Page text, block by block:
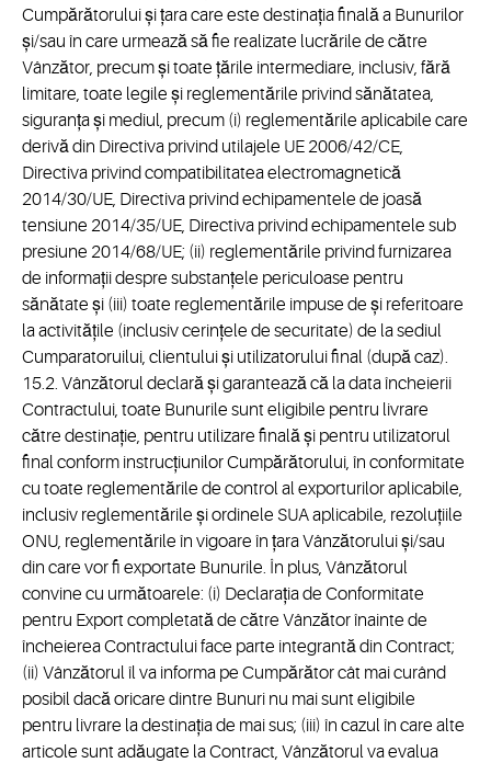
Cumpărătorului și țara care este destinația finală a Bunurilor
și/sau în care urmează să fie realizate lucrările de către
Vânzător, precum și toate țările intermediare, inclusiv, fără
limitare, toate legile și reglementările privind sănătatea,
siguranța și mediul, precum (i) reglementările aplicabile care
derivă din Directiva privind utilajele UE 2006/42/CE,
Directiva privind compatibilitatea electromagnetică
2014/30/UE, Directiva privind echipamentele de joasă
tensiune 2014/35/UE, Directiva privind echipamentele sub
presiune 2014/68/UE; (ii) reglementările privind furnizarea
de informații despre substanțele periculoase pentru
sănătate și (iii) toate reglementările impuse de și referitoare
la activitățile (inclusiv cerințele de securitate) de la sediul
Cumparatoruilui, clientului și utilizatorului final (după caz).
15.2. Vânzătorul declară și garantează că la data încheierii
Contractului, toate Bunurile sunt eligibile pentru livrare
către destinație, pentru utilizare finală și pentru utilizatorul
final conform instrucțiunilor Cumpărătorului, în conformitate
cu toate reglementările de control al exporturilor aplicabile,
inclusiv reglementările și ordinele SUA aplicabile, rezoluțiile
ONU, reglementările în vigoare în țara Vânzătorului și/sau
din care vor fi exportate Bunurile. În plus, Vânzătorul
convine cu următoarele: (i) Declarația de Conformitate
pentru Export completată de către Vânzător înainte de
încheierea Contractului face parte integrantă din Contract;
(ii) Vânzătorul îl va informa pe Cumpărător cât mai curând
posibil dacă oricare dintre Bunuri nu mai sunt eligibile
pentru livrare la destinația de mai sus; (iii) în cazul în care alte
articole sunt adăugate la Contract, Vânzătorul va evalua